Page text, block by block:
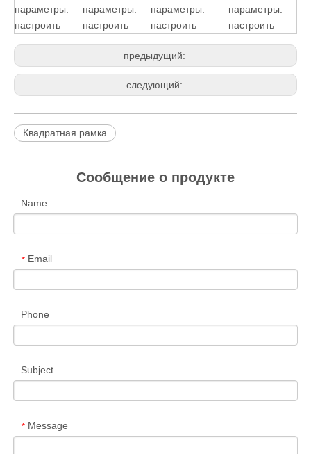
параметры:
настроить
параметры:
настроить
параметры:
настроить
параметры:
настроить
предыдущий:
следующий:
Квадратная рамка
Сообщение о продукте
Name
* Email
Phone
Subject
* Message